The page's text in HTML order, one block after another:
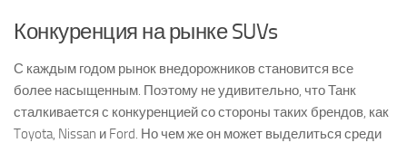
Конкуренция на рынке SUVs
С каждым годом рынок внедорожников становится все
более насыщенным. Поэтому не удивительно, что Танк
сталкивается с конкуренцией со стороны таких брендов, как
Toyota, Nissan и Ford. Но чем же он может выделиться среди